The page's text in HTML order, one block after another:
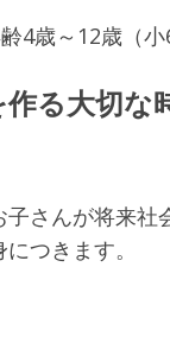
4歳～12歳（
る大切な
さんが将来社
つきます。